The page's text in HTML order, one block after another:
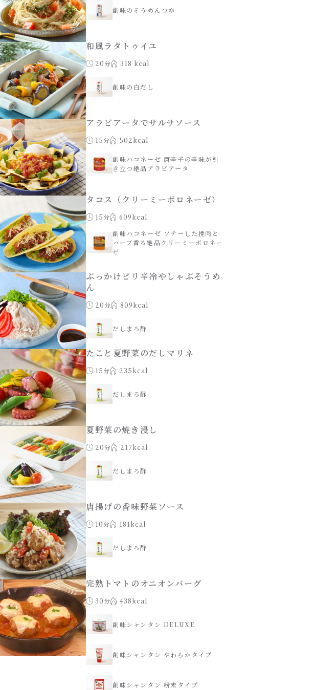
創味のそうめんつゆ
和風ラタトゥイユ
20分 318 kcal
創味の白だし
アラビアータでサルサソース
15分 502kcal
創味ハコネーゼ 唐辛子の辛味が引
き立つ絶品アラビアータ
タコス（クリーミーボロネーゼ）
15分
609kcal
創味ハコネーゼ ソテーした挽肉と
ハーブ香る絶品クリーミーボロネー
ゼ
ぶっかけピリ辛冷やしゃぶそうめ
ん
20分 809kcal
だしまろ酢
たこと夏野菜のだしマリネ
15分 235kcal
だしまろ酢
夏野菜の焼き浸し
20分 217kcal
だしまろ酢
唐揚げの香味野菜ソース
10分 181kcal
だしまろ酢
完熟トマトのオニオンバーグ
30分 438kcal
創味シャンタン DELUXE
創味シャンタン やわらかタイプ
創味シャンタン 粉末タイプ